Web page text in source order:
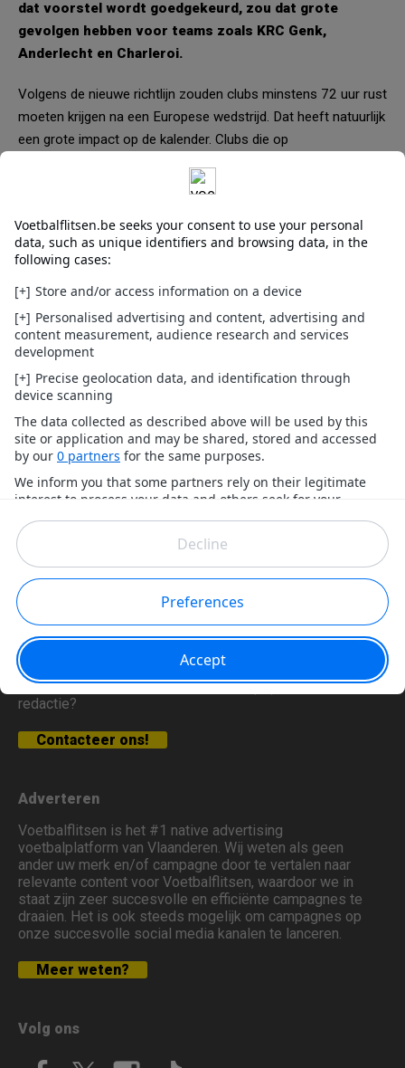
dat voorstel wordt goedgekeurd, zou dat grote
gevolgen hebben voor teams zoals KRC Genk,
Anderlecht en Charleroi.
Volgens de nieuwe richtlijn zouden clubs minstens 72 uur rust
moeten krijgen na een Europese wedstrijd. Dat heeft natuurlijk
een grote impact op de kalender. Clubs die op
League, zouden daardoor pas op maandagavond opnieuw
Voor het huidige seizoen betekent dit concreet dat KRC Genk,
Anderlecht en Charleroi, die in de Europese
competities uitkomen op donderdag, hun volgende
competitiewedstrijd mogelijk pas op maandag kunnen spelen.
Een opmerkelijke wending, aangezien maandagvoetbal in
België de voorbije jaren grotendeels werd geweerd onder druk
van de fans...
Wat is voetbalflitsen?
Voetbalflitsen.be heeft het meest opvallende en
originele voetbalnieuws voor jou in petto, met een
ludieke insteek. Je bent hier aan het goede adres voor
content rond o.a. de Jupiler Pro League, Belgen in het
buitenland, de Champions League, de Rode Duivels, het
Belgisch amateurvoetbal en veel meer. De stem van de
voetbalfan staat bij ons centraal. Volg ons zeker ook op
Facebook, X, Instagram en TikTok!
Heb je een fout gespot of opmerking(en) voor onze
redactie?
Contacteer ons!
Adverteren
Voetbalflitsen is het #1 native advertising
voetbalplatform van Vlaanderen. Wij weten als geen
ander uw merk en/of campagne door te vertalen naar
relevante content voor Voetbalflitsen, waardoor we in
staat zijn zeer succesvolle en efficiënte campagnes te
draaien. Het is ook steeds mogelijk om campagnes op
onze succesvolle social media kanalen te lanceren.
Meer weten?
Volg ons